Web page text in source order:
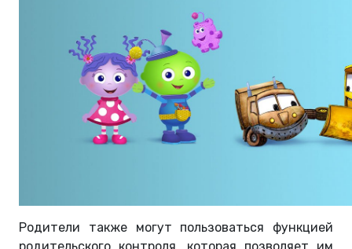
Родители также могут пользоваться функцией